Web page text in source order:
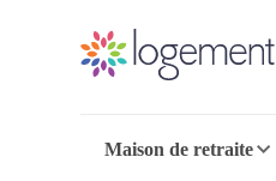
Maison de retraite